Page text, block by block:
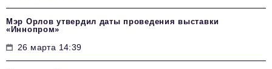
Мэр Орлов утвердил даты проведения выставки
«Иннопром»
26 марта 14:39